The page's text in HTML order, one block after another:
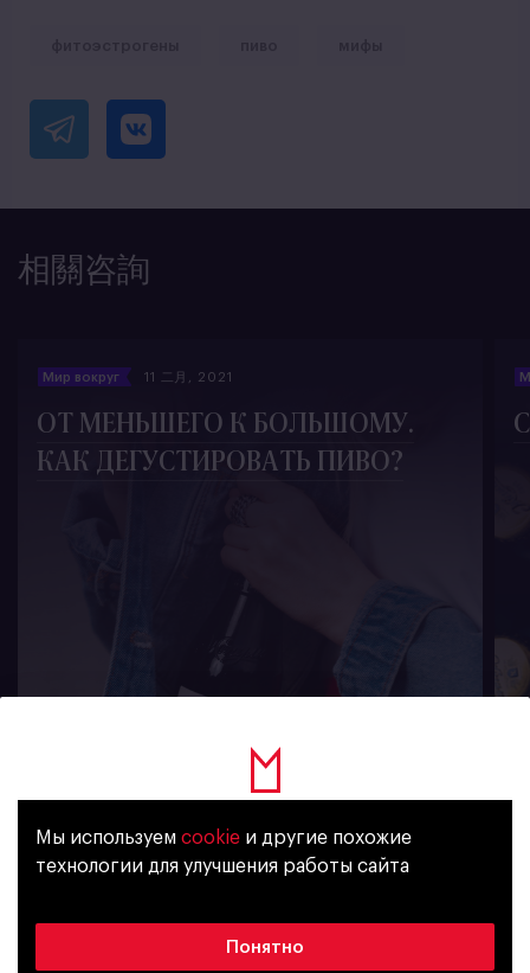
相關咨詢
Мир вокруг 11 二月, 2021
ОТ МЕНЬШЕГО К БОЛЬШОМУ.
КАК ДЕГУСТИРОВАТЬ ПИВО?
Уже исполнилось 18 лет?
Мы используем cookie и другие похожие
технологии для улучшения работы сайта
Понятно